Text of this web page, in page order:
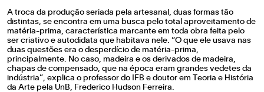
A troca da produção seriada pela artesanal, duas formas tão
distintas, se encontra em uma busca pelo total aproveitamento de
matéria-prima, característica marcante em toda obra feita pelo
ser criativo e autodidata que habitava nele. “O que ele usava nas
duas questões era o desperdício de matéria-prima,
principalmente. No caso, madeira e os derivados de madeira,
chapas de compensado, que na época eram grandes vedetes da
indústria”, explica o professor do IFB e doutor em Teoria e História
da Arte pela UnB, Frederico Hudson Ferreira.